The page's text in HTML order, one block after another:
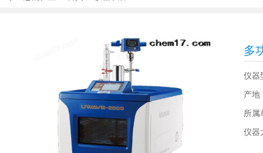
多
仪器
产地
所属
仪器